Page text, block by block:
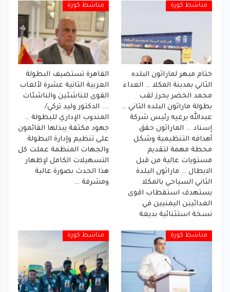
مناشط كورة
ختام مبهر لماراثون البلده
الثاني بمدينة المكلا … العداء
محمد الخضر يحرز لقب
بطولة ماراثون البلده الثاني …
عبدالله برعيه رئيس شركة
إسناد … الماراثون حقق
أهدافه التنظيمية وشكل
محطة مهمة لتقديم
مستويات عالية من قبل
الابطال … ماراثون البلدة
الثاني السياحي بالمكلا
يستهدف استقطاب اقوى
العدائيين اليمنيين في
نسخة استثنائية بديعة
مناشط كورة
القاهرة تستضيف البطولة
العربية الثانية عشرة لألعاب
القوى للناشئين والناشئات
…. الدكتور وليد تركي/
المندوب الإداري للبطولة …
جهود مكثفة يبذلها القائمون
على تنظيم وإدارة البطولة
والجهات المنظمة عملت كل
التسهيلات الكامل لإظهار
هذا الحدث بصورة عالية
ومشرفة …
مناشط كورة مناشط كورة